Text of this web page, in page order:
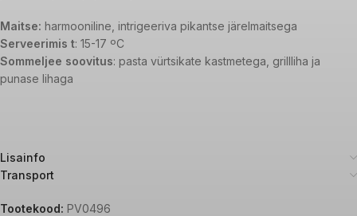
Maitse: harmooniline, intrigeeriva pikantse järelmaitsega
Serveerimis t: 15-17 ºC
Sommeljee soovitus: pasta vürtsikate kastmetega, grillliha ja
punase lihaga
Lisainfo
Transport
Tootekood: PV0496